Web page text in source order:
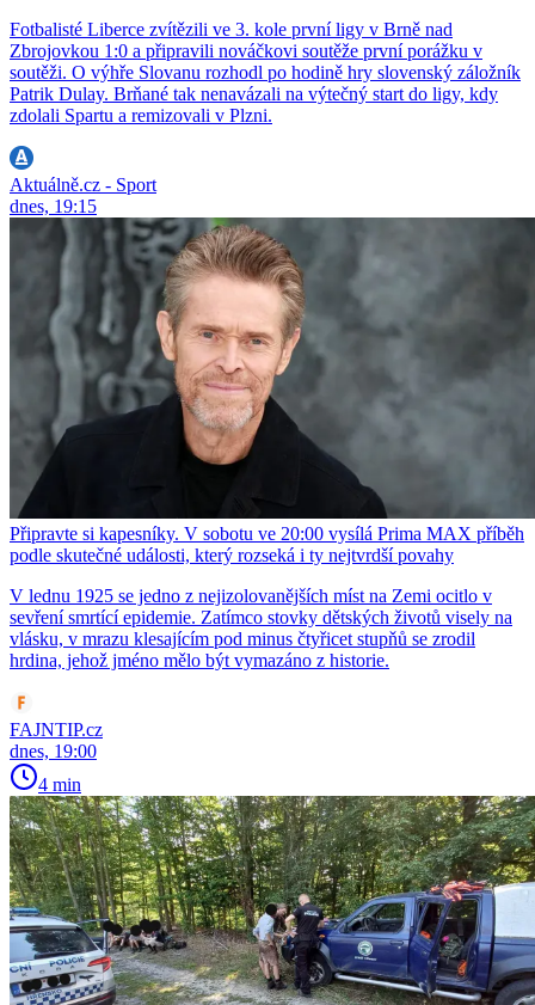
Fotbalisté Liberce zvítězili ve 3. kole první ligy v Brně nad
Zbrojovkou 1:0 a připravili nováčkovi soutěže první porážku v
soutěži. O výhře Slovanu rozhodl po hodině hry slovenský záložník
Patrik Dulay. Brňané tak nenavázali na výtečný start do ligy, kdy
zdolali Spartu a remizovali v Plzni.
Aktuálně.cz - Sport
dnes, 19:15
Připravte si kapesníky. V sobotu ve 20:00 vysílá Prima MAX příběh
podle skutečné události, který rozseká i ty nejtvrdší povahy
V lednu 1925 se jedno z nejizolovanějších míst na Zemi ocitlo v
sevření smrtící epidemie. Zatímco stovky dětských životů visely na
vlásku, v mrazu klesajícím pod minus čtyřicet stupňů se zrodil
hrdina, jehož jméno mělo být vymazáno z historie.
FAJNTIP.cz
dnes, 19:00
4 min